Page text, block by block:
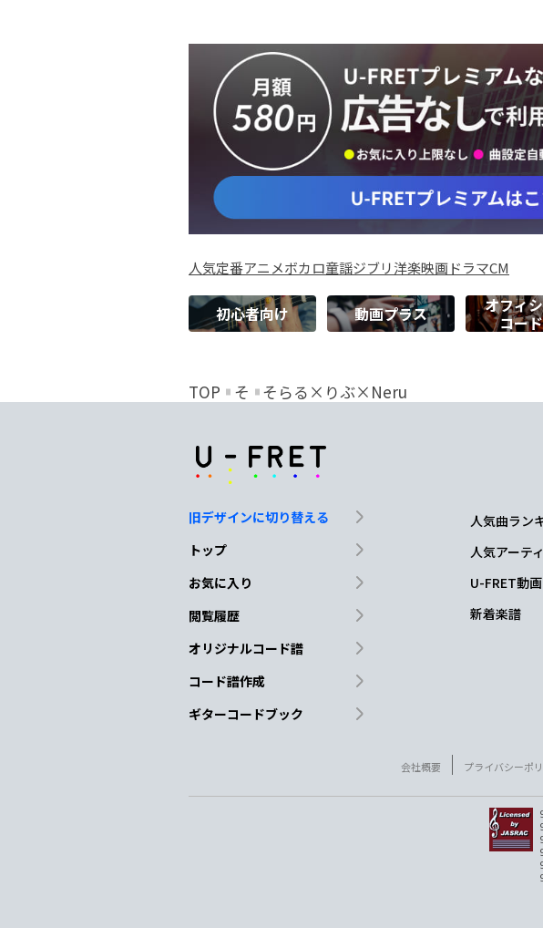
人気定番アニメボカロ童謡ジブリ洋楽映画ドラマCM
初心者向け 動画プラス
オフィ
コー
TOP そ そらる×りぶ×Neru
旧デザインに切り替える
トップ
お気に入り
閲覧履歴
オリジナルコード譜
コード譜作成
ギターコードブック
人気曲ラン
人気アーテ
U-FRET動
新着楽譜
会社概要 プライバシーポ